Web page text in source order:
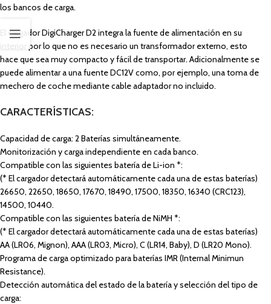
los bancos de carga.
El cargador DigiCharger D2 integra la fuente de alimentación en su
interior por lo que no es necesario un transformador externo, esto
hace que sea muy compacto y fácil de transportar. Adicionalmente se
puede alimentar a una fuente DC12V como, por ejemplo, una toma de
mechero de coche mediante cable adaptador no incluido.
CARACTERÍSTICAS:
Capacidad de carga: 2 Baterías simultáneamente.
Monitorización y carga independiente en cada banco.
Compatible con las siguientes batería de Li-ion *:
(* El cargador detectará automáticamente cada una de estas baterías)
26650, 22650, 18650, 17670, 18490, 17500, 18350, 16340 (CRC123),
14500, 10440.
Compatible con las siguientes batería de NiMH *:
(* El cargador detectará automáticamente cada una de estas baterías)
AA (LR06, Mignon), AAA (LR03, Micro), C (LR14, Baby), D (LR20 Mono).
Programa de carga optimizado para baterías IMR (Internal Minimun
Resistance).
Detección automática del estado de la batería y selección del tipo de
carga: